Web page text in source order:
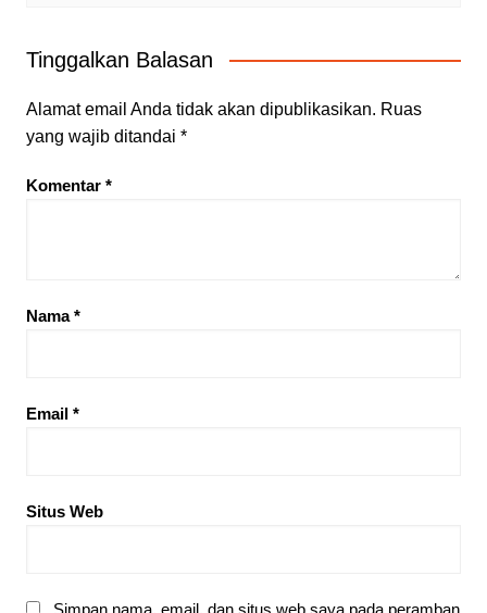
Tinggalkan Balasan
Alamat email Anda tidak akan dipublikasikan. Ruas
yang wajib ditandai *
Komentar *
Nama*
Email *
Situs Web
Simpan nama, email, dan situs web saya pada peramban